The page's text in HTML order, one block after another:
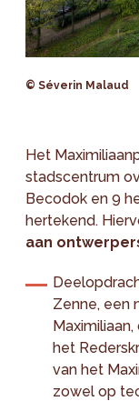
© Séverin Malaud
Het
stadscentrum
Becodok en 9
hertekend.
aan
Zenne, een
het
van het
zowel op